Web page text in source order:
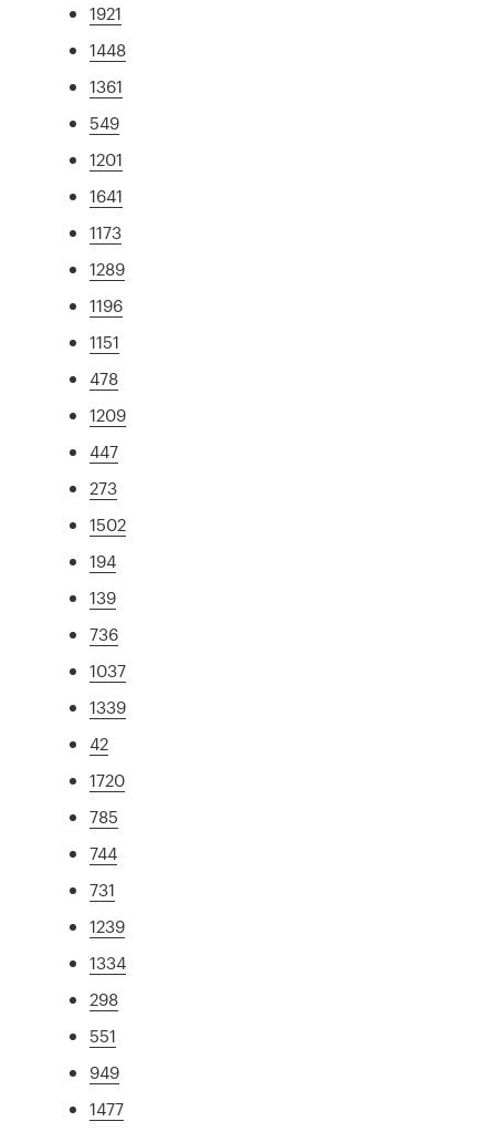
1921
1448
1361
549
1201
1641
1173
1289
1196
1151
478
1209
447
273
1502
194
139
736
1037
1339
42
1720
785
744
731
1239
1334
298
551
949
1477